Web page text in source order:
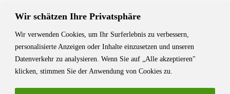
Wir schätzen Ihre Privatsphäre
Wir verwenden Cookies, um Ihr Surferlebnis zu verbessern,
personalisierte Anzeigen oder Inhalte einzusetzen und unseren
Datenverkehr zu analysieren. Wenn Sie auf „Alle akzeptieren"
klicken, stimmen Sie der Anwendung von Cookies zu.
Das Schriftstellerhaus ist ein beliebter Treffpunkt für Autorinnen und
Autoren aus Stuttgart und der Region sowie ein Veranstaltungsort für
Lesungen, Tagungen und Schreibwerkstätten.